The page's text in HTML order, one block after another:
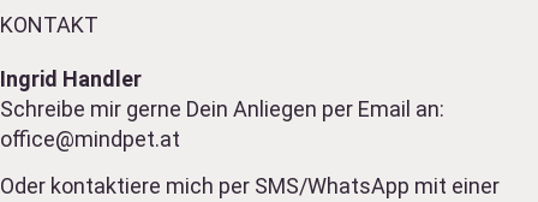
KONTAKT
Ingrid Handler
Schreibe mir gerne Dein Anliegen per Email an:
office@mindpet.at
Oder kontaktiere mich per SMS/WhatsApp mit einer